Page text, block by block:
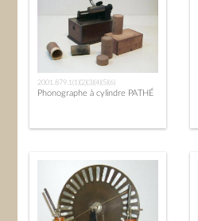
2001.879.1(1)(2)(3)(4)(5)(6)
Phonographe à cylindre PATHÉ